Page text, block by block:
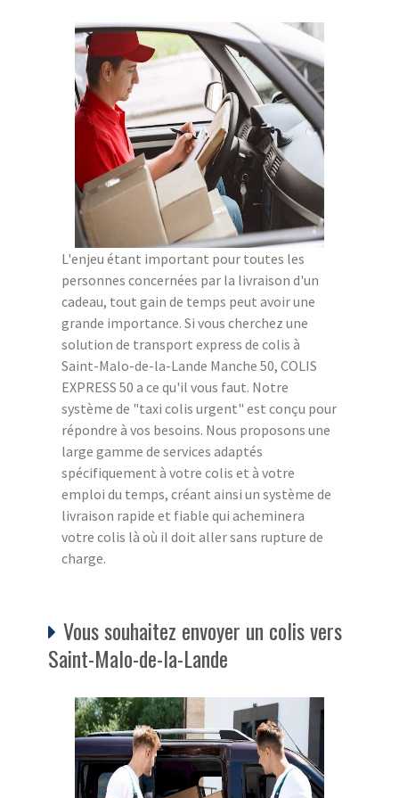
L'enjeu étant important pour toutes les
personnes concernées par la livraison d'un
cadeau, tout gain de temps peut avoir une
grande importance. Si vous cherchez une
solution de transport express de colis à
Saint-Malo-de-la-Lande Manche 50, COLIS
EXPRESS 50 a ce qu'il vous faut. Notre
système de "taxi colis urgent" est conçu pour
répondre à vos besoins. Nous proposons une
large gamme de services adaptés
spécifiquement à votre colis et à votre
emploi du temps, créant ainsi un système de
livraison rapide et fiable qui acheminera
votre colis là où il doit aller sans rupture de
charge.
Vous souhaitez envoyer un colis vers
Saint-Malo-de-la-Lande